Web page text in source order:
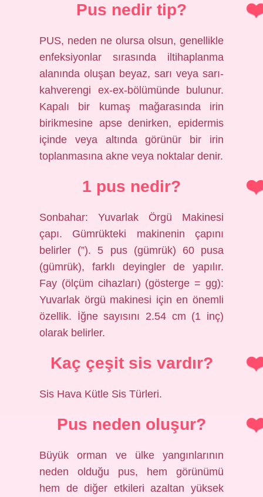
Pus nedir tip?
PUS, neden ne olursa olsun, genellikle
enfeksiyonlar sırasında iltihaplanma
alanında oluşan beyaz, sarı veya sarı-
kahverengi ex-ex-bölümünde bulunur.
Kapalı bir kumaş mağarasında irin
birikmesine apse denirken, epidermis
içinde veya altında görünür bir irin
toplanmasına akne veya noktalar denir.
1 pus nedir?
Sonbahar: Yuvarlak Örgü Makinesi
çapı. Gümrükteki makinenin çapını
belirler (”). 5 pus (gümrük) 60 pusa
(gümrük), farklı deyingler de yapılır.
Fay (ölçüm cihazları) (gösterge = gg):
Yuvarlak örgü makinesi için en önemli
özellik. İğne sayısını 2.54 cm (1 inç)
olarak belirler.
Kaç çeşit sis vardır?
Sis Hava Kütle Sis Türleri.
Pus neden oluşur?
Büyük orman ve ülke yangınlarının
neden olduğu pus, hem görünümü
hem de diğer etkileri azaltan yüksek